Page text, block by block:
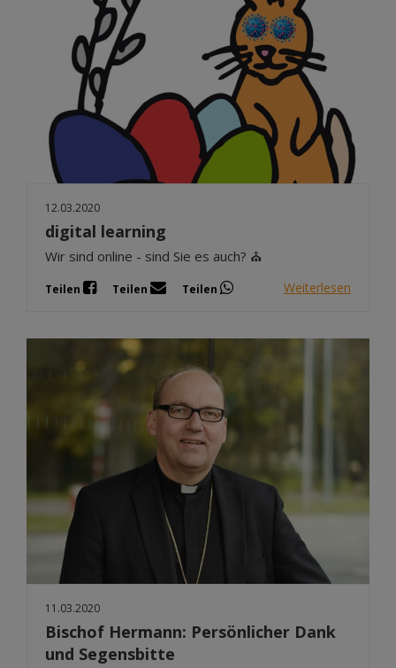
12.03.2020
digital learning
Wir sind online - sind Sie es auch? ⛪
Teilen Teilen Teilen Weiterlesen
11.03.2020
Bischof Hermann: Persönlicher Dank
und Segensbitte